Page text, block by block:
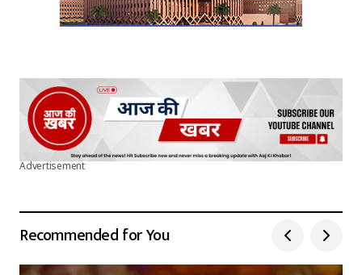
Advertisement
Recommended for You